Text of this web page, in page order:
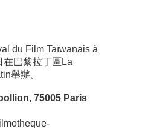
du Film Taïwanais à
在巴黎拉丁區La
舉辦。
75005 Paris